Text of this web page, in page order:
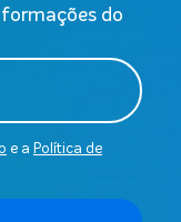
do
e a Política de